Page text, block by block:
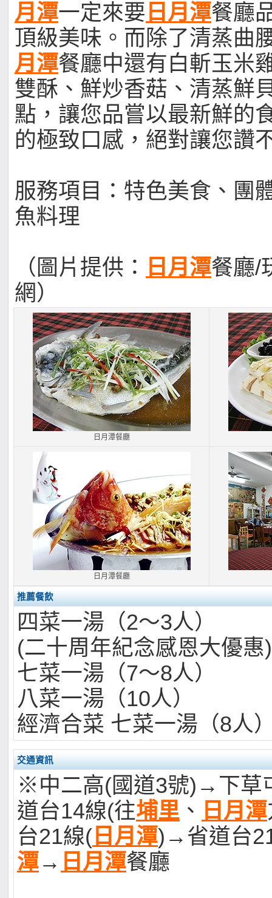
月潭一定來要 日月潭餐廳
頂級美味。而除了清蒸曲
月潭餐廳中還有白斬玉米
雙酥、鮮炒香菇、清蒸鮮
點，讓您品嘗以最新鮮的
的極致口感，絕對讓您讚
服務項目：特色美食、團
魚料理
（圖片提供： 日月潭餐廳/
網）
日月潭餐廳
日月潭餐廳
推薦餐飲
四菜一湯（2～3人
(二十周年紀念感恩大優惠)
七菜一湯（7～8人
八菜一湯（10人
經濟合菜 七菜一湯（8人
交通資訊
※中二高(國道3號)→下草
道台14線(往埔里 、 日月潭
台21線( 日月潭)→省道台
潭→ 日月潭餐廳